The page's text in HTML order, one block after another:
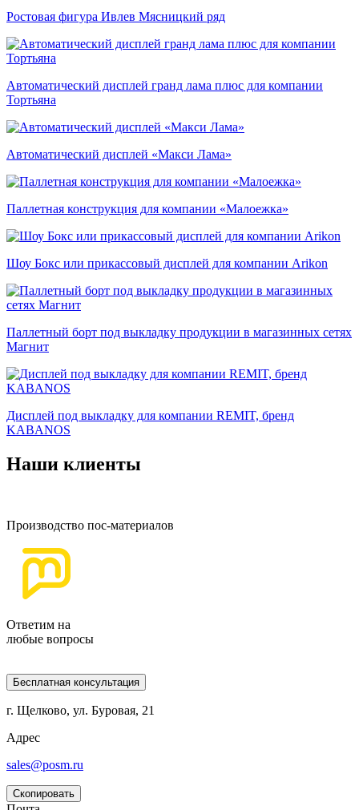
Ростовая фигура Ивлев Мясницкий ряд
Автоматический дисплей гранд лама плюс для компании
Тортьяна
Автоматический дисплей «Макси Лама»
Паллетная конструкция для компании «Малоежка»
Шоу Бокс или прикассовый дисплей для компании Arikon
Паллетный борт под выкладку продукции в магазинных сетях
Магнит
Дисплей под выкладку для компании REMIT, бренд
KABANOS
Наши клиенты
Производство пос-материалов
Ответим на
любые вопросы
Бесплатная консультация
г. Щелково, ул. Буровая, 21
Адрес
sales@posm.ru
Скопировать